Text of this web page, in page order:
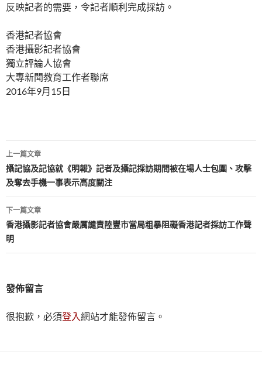
反映記者的需要，令記者順利完成採訪。
香港記者協會
香港攝影記者協會
獨立評論人協會
大專新聞教育工作者聯席
2016年9月15日
文
章
導
覽
上一篇文章
攝記協及記協就《明報》記者及攝記採訪期間被在場人士包圍、攻擊
及奪去手機一事表示高度關注
下一篇文章
香港攝影記者協會嚴厲譴責陸豐市當局粗暴阻礙香港記者採訪工作聲
明
發佈留言
很抱歉，必須登入網站才能發佈留言。